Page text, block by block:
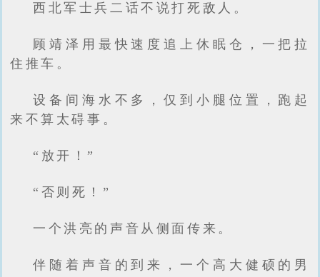
西北军士兵二话不说打死敌人。
顾靖泽用最快速度追上休眠仓，一把拉
住推车。
设备间海水不多，仅到小腿位置，跑起
来不算太碍事。
“放开！”
“否则死！”
一个洪亮的声音从侧面传来。
伴随着声音的到来，一个高大健硕的男